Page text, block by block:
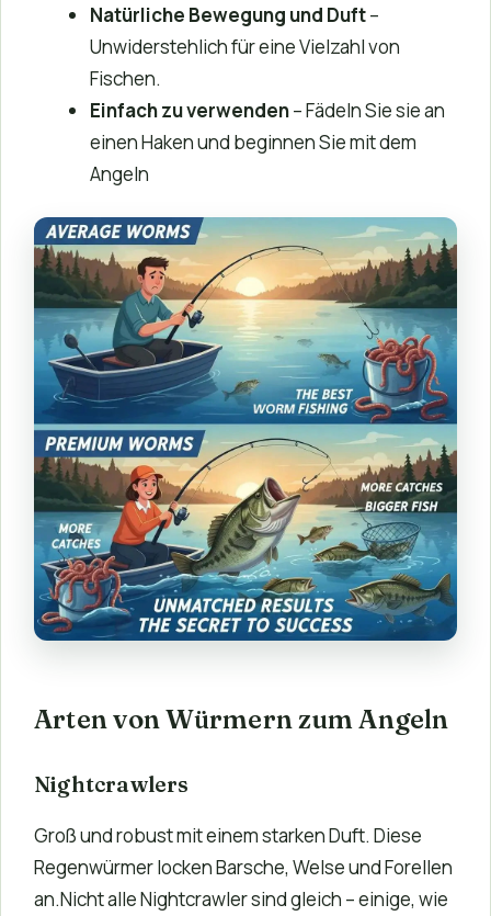
Natürliche Bewegung und Duft–
Unwiderstehlich für eine Vielzahl von
Fischen.
Einfach zu verwenden– Fädeln Sie sie an
einen Haken und beginnen Sie mit dem
Angeln
Arten von Würmern zum Angeln
Nightcrawlers
Groß und robust mit einem starken Duft. Diese
Regenwürmer locken Barsche, Welse und Forellen
an.Nicht alle Nightcrawler sind gleich – einige, wie